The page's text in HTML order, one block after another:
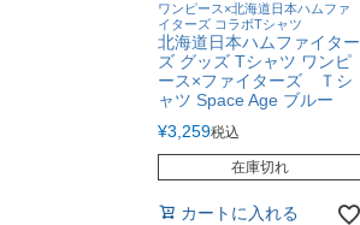
ワンピース×北海道日本ハムファ
イターズ コラボTシャツ
北海道日本ハムファイター
ズ グッズ Tシャツ ワンピ
ース×ファイターズ Ｔシ
ャツ Space Age ブルー
¥3,259税込
在庫切れ
カートに入れる